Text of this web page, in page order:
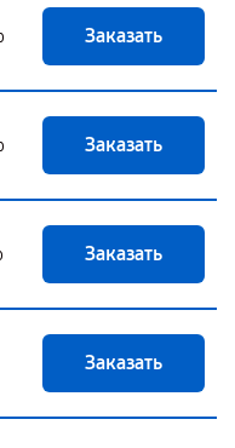
Заказать
Заказать
Заказать
Заказать